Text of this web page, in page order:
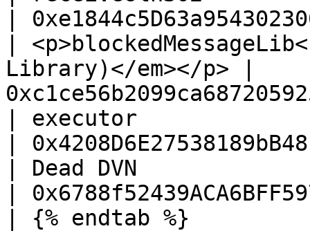
|
|
Library)</em></p> |
| executor
|
| Dead DVN
|
| {% endtab %}